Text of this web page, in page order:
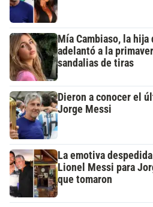
Mía Cambiaso, la
adelantó a la
sandalias de tiras
Dieron a conocer el
Jorge Messi
La emotiva
Lionel Messi para
que tomaron